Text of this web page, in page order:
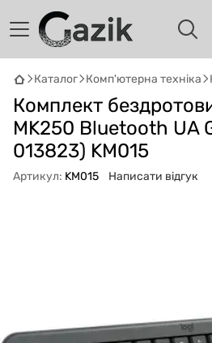
Каталог Комп'ютерна техніка
Комплект
MK250 Bluetooth UA
013823) KM015
Артикул: KM015 Написати відгук
Онлайн · пошук техніки
Привіт! 👋 Я Gazik AI —
підібрати вживану
Що шукаєш?